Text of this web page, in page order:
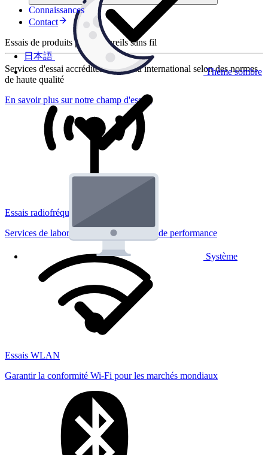
Thème sombre
Système
日本語
Connaissances
Contact
Essais de produits pour appareils sans fil
Services d'essai accrédités au niveau international selon des normes
de haute qualité
En savoir plus sur notre champ d'essais
Essais radiofréquences
Services de laboratoire réglementaires et de performance
Essais WLAN
Garantir la conformité Wi-Fi pour les marchés mondiaux